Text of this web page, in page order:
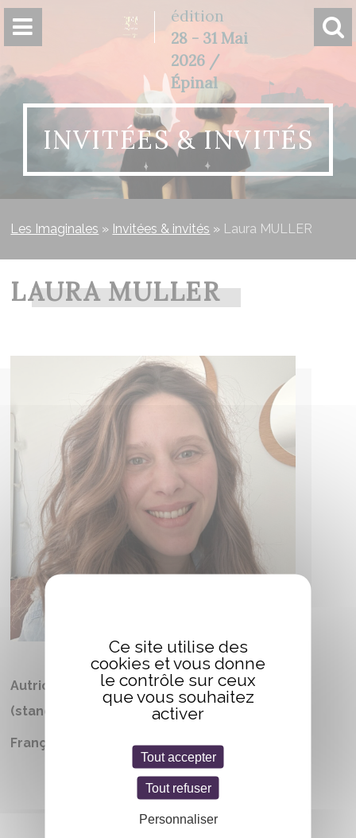
édition
28 - 31 Mai
2026 /
Épinal
INVITÉES & INVITÉS
Les Imaginales » Invitées & invités » Laura MULLER
LAURA MULLER
Autrices/auteurs et artistes présents
(stands éditeurs)
Française
Panneau de gestion des cookies
Ce site utilise des
cookies et vous donne
le contrôle sur ceux
que vous souhaitez
activer
Tout accepter
Tout refuser
Personnaliser